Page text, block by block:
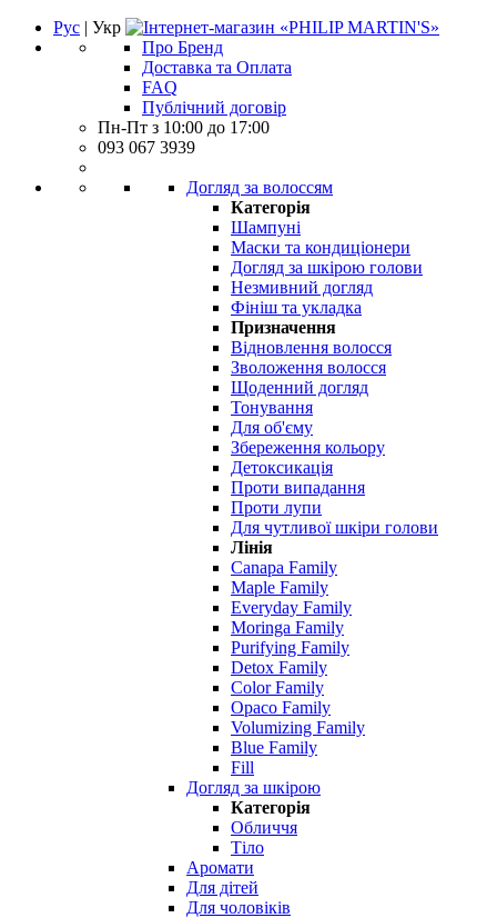
Рус | Укр
Про Бренд
Доставка та Оплата
FAQ
Публічний договір
Пн-Пт з 10:00 до 17:00
093 067 3939
Догляд за волоссям
Категорія
Шампуні
Маски та кондиціонери
Догляд за шкірою голови
Незмивний догляд
Фініш та укладка
Призначення
Відновлення волосся
Зволоження волосся
Щоденний догляд
Тонування
Для об'єму
Збереження кольору
Детоксикація
Проти випадання
Проти лупи
Для чутливої ​​шкіри голови
Лінія
Canapa Family
Maple Family
Everyday Family
Moringa Family
Purifying Family
Detox Family
Color Family
Opaco Family
Volumizing Family
Blue Family
Fill
Догляд за шкірою
Категорія
Обличчя
Тіло
Аромати
Для дітей
Для чоловіків